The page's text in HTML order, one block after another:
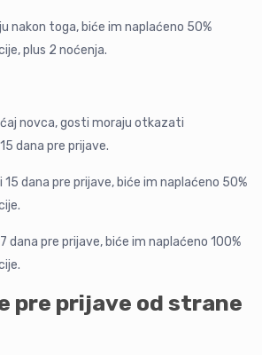
nakon toga, biće im naplaćeno 50%
plus 2 noćenja.
novca, gosti moraju otkazati
dana pre prijave.
dana pre prijave, biće im naplaćeno 50%
dana pre prijave, biće im naplaćeno 100%
pre prijave od strane